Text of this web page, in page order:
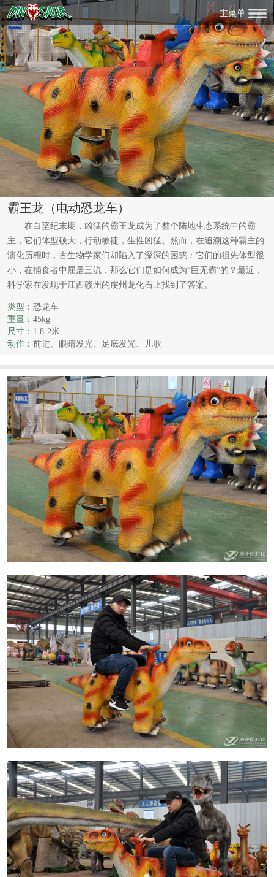
主菜单
霸王龙（电动恐龙车）
在白垩纪末期，凶猛的霸王龙成为了整个陆地生态系统中的霸
主，它们体型硕大，行动敏捷，生性凶猛。然而，在追溯这种霸主的
演化历程时，古生物学家们却陷入了深深的困惑：它们的祖先体型很
小，在捕食者中屈居三流，那么它们是如何成为“巨无霸”的？最近，
科学家在发现于江西赣州的虔州龙化石上找到了答案。
类型： 恐龙车
重量： 45kg
尺寸： 1.8-2米
动作： 前进、眼睛发光、足底发光、儿歌